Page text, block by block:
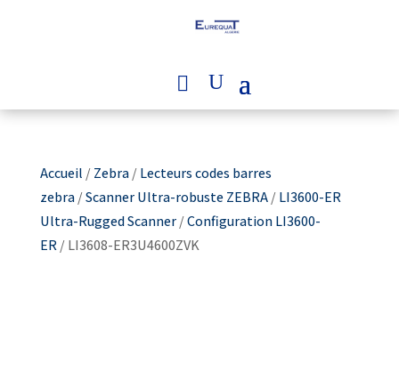
Accueil /Zebra/Lecteurs codes barres
zebra/Scanner Ultra-robuste ZEBRA/LI3600-ER
Ultra-Rugged Scanner/Configuration LI3600-
ER/ LI3608-ER3U4600ZVK